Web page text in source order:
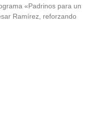
«Padrinos para un
Ramírez, reforzando